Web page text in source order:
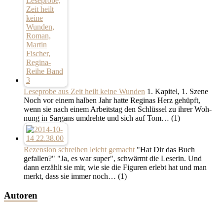
Leseprobe aus Zeit heilt keine Wunden 1. Kapitel, 1. Szene
Noch vor ei­nem hal­b­en Jahr hat­te Re­gi­nas Herz gehüpft,
wenn sie nach ei­nem Ar­beits­tag den Schlüs­sel zu ih­rer Woh­
nung in Sar­gans um­dreh­te und sich auf Tom… (1)
Rezension schreiben leicht gemacht "Hat Dir das Buch
gefallen?" "Ja, es war super", schwärmt die Leserin. Und
dann erzählt sie mir, wie sie die Figuren erlebt hat und man
merkt, dass sie immer noch… (1)
Autoren